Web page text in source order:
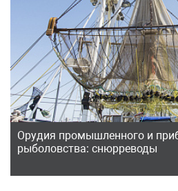
Орудия промышленного и
рыболовства: снюрреводы